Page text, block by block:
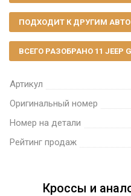
Артикул
Оригинальный номер
Номер на детали
Рейтинг продаж
ПОДХОДИТ К ДРУГИМ АВТО
ВСЕГО РАЗОБРАНО 11 JEEP
Кроссы и